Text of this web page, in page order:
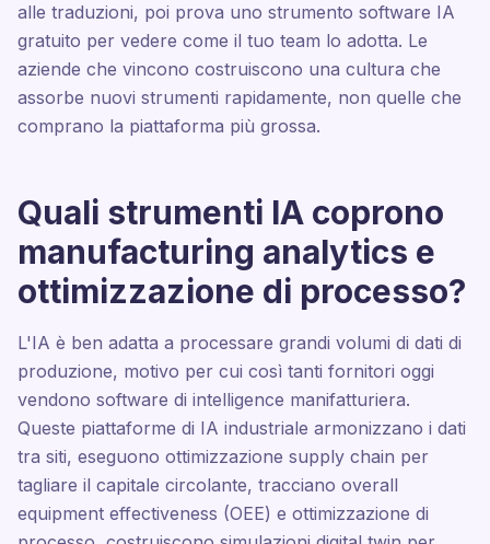
alle traduzioni, poi prova uno strumento software IA
gratuito per vedere come il tuo team lo adotta. Le
aziende che vincono costruiscono una cultura che
assorbe nuovi strumenti rapidamente, non quelle che
comprano la piattaforma più grossa.
Quali strumenti IA coprono
manufacturing analytics e
ottimizzazione di processo?
L'IA è ben adatta a processare grandi volumi di dati di
produzione, motivo per cui così tanti fornitori oggi
vendono software di intelligence manifatturiera.
Queste piattaforme di IA industriale armonizzano i dati
tra siti, eseguono ottimizzazione supply chain per
tagliare il capitale circolante, tracciano overall
equipment effectiveness (OEE) e ottimizzazione di